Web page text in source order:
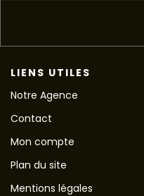
LIENS UTILES
Notre Agence
Contact
Mon compte
Plan du site
Mentions légales